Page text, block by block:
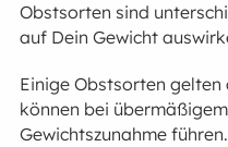
Obstsorten sind
auf Dein Gewicht
Einige Obstsorten
können bei
Gewichtszunahme führen.